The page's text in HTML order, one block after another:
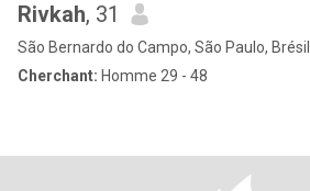
Rivkah, 31
São Bernardo do Campo, São Paulo, Brésil
Cherchant: Homme 29 - 48